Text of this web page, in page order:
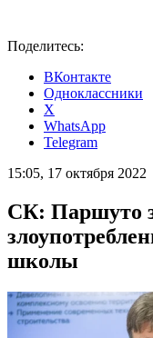
Поделитесь:
ВКонтакте
Одноклассники
X
WhatsApp
Telegram
15:05, 17 октября 2022
СК: Паршуто
школы